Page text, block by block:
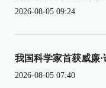
2026-08-05 09:24
我国科学家首获威廉
2026-08-05 07:40